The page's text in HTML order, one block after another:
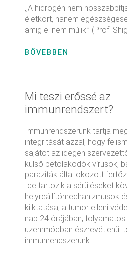
,,A hidrogén nem
életkort, hanem
amig el nem múlik.” (Prof.
BŐVEBBEN
Mi teszi erőssé az
immunrendszert?
Immunrendszerünk tartja
integritását azzal, hogy
sajátot az idegen
külső betolakodók vírusok,
paraziták által okozott
Ide tartozik a sérüléseket
helyreállítómechanizmusok
kiiktatása, a tumor elleni
nap 24 órájában, folyamatos
üzemmódban észrevétlenül
immunrendszerünk.